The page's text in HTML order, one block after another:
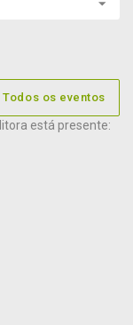
Todos os eventos
está presente: